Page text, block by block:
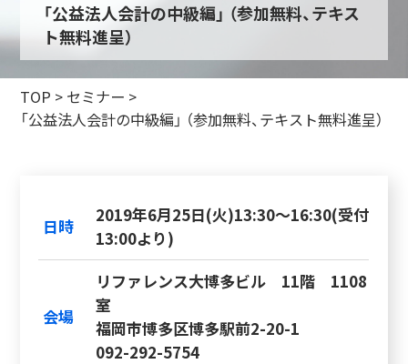
「公益法人会計の中級編」 （参加無料、テキス
ト無料進呈）
TOP > セミナー >
「公益法人会計の中級編」 （参加無料、テキスト無料進呈）
日時
2019年6月25日(火)13:30～16:30(受付
13:00より)
会場
リファレンス大博多ビル 11階 1108
室
福岡市博多区博多駅前2-20-1
092-292-5754